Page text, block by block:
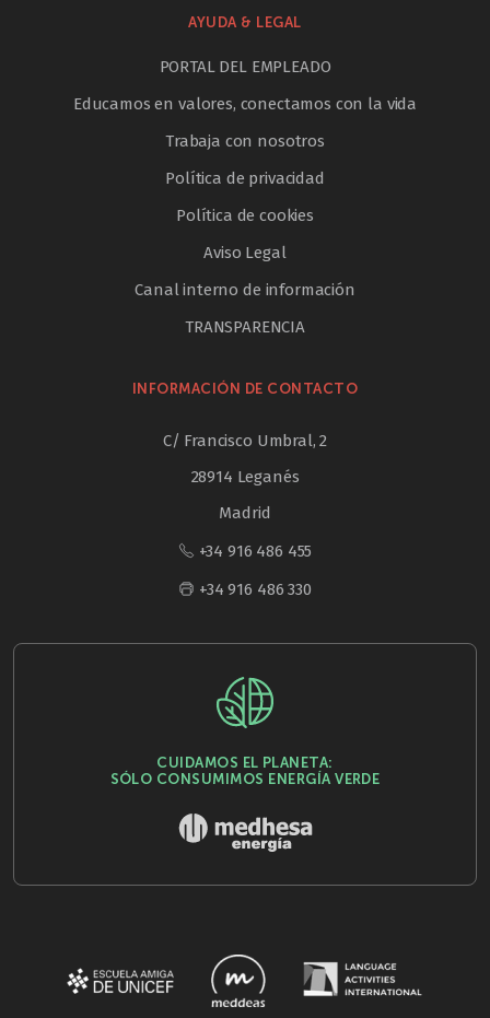
AYUDA & LEGAL
PORTAL DEL EMPLEADO
Educamos en valores, conectamos con la vida
Trabaja con nosotros
Política de privacidad
Política de cookies
Aviso Legal
Canal interno de información
TRANSPARENCIA
INFORMACIÓN DE CONTACTO
C/ Francisco Umbral, 2
28914 Leganés
Madrid
+34 916 486 455
+34 916 486 330
CUIDAMOS EL PLANETA:
SÓLO CONSUMIMOS ENERGÍA VERDE